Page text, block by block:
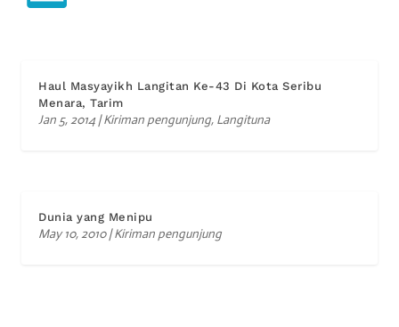
Haul Masyayikh Langitan Ke-43 Di Kota Seribu
Menara, Tarim
Jan 5, 2014|Kiriman pengunjung, Langituna
Dunia yang Menipu
May 10, 2010|Kiriman pengunjung